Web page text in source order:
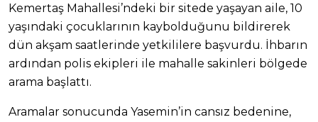
Kemertaş Mahallesi’ndeki bir sitede yaşayan aile, 10
yaşındaki çocuklarının kaybolduğunu bildirerek
dün akşam saatlerinde yetkililere başvurdu. İhbarın
ardından polis ekipleri ile mahalle sakinleri bölgede
arama başlattı.
Aramalar sonucunda Yasemin’in cansız bedenine,